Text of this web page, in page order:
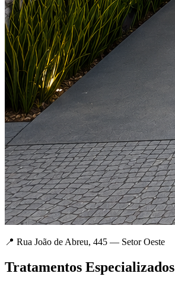
📍 Rua João de Abreu, 445 — Setor Oeste
Tratamentos Especializados